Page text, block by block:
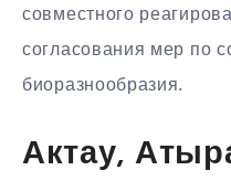
совместного
согласования мер по
биоразнообразия.
Актау,